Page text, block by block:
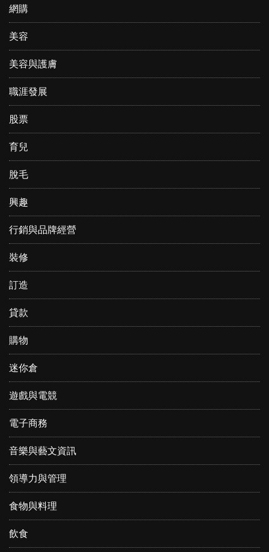
網購
美容
美容與護膚
職涯發展
股票
育兒
脫毛
興趣
行銷與品牌經營
裝修
訂造
貸款
購物
迷你倉
遊戲與電競
電子商務
音樂與藝文資訊
領導力與管理
食物與料理
飲食